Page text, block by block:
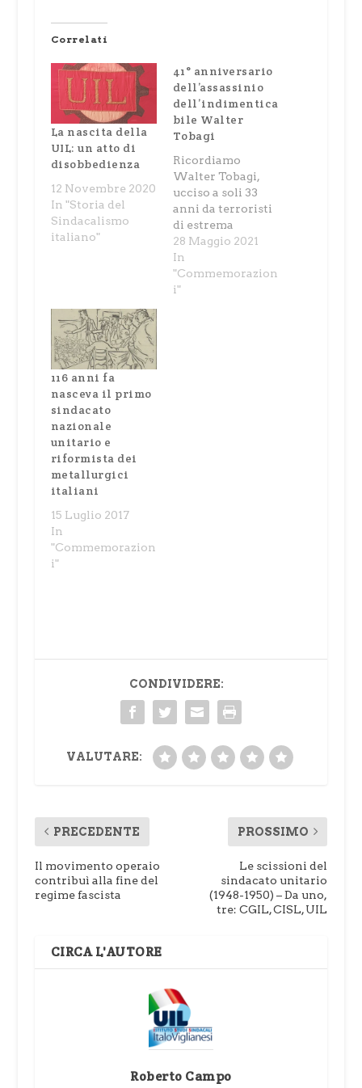
Correlati
La nascita della
UIL: un atto di
disobbedienza
12 Novembre 2020
In "Storia del
Sindacalismo
italiano"
41° anniversario
dell’assassinio
dell’indimentica
bile Walter
Tobagi
Ricordiamo
Walter Tobagi,
ucciso a soli 33
anni da terroristi
di estrema
sinistra il 28
maggio del 1980. Il
giornalista, lo
studioso, il
28 Maggio 2021
In
"Commemorazion
i"
116 anni fa
nasceva il primo
sindacato
nazionale
unitario e
riformista dei
metallurgici
italiani
15 Luglio 2017
In
"Commemorazion
i"
CONDIVIDERE:
VALUTARE:
PRECEDENTE
Il movimento operaio
contribuì alla fine del
regime fascista
PROSSIMO
Le scissioni del
sindacato unitario
(1948-1950) – Da uno,
tre: CGIL, CISL, UIL
CIRCA L'AUTORE
Roberto Campo